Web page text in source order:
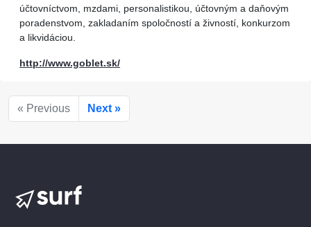
účtovníctvom, mzdami, personalistikou, účtovným a daňovým
poradenstvom, zakladaním spoločností a živností, konkurzom
a likvidáciou.
http://www.goblet.sk/
« Previous Next »